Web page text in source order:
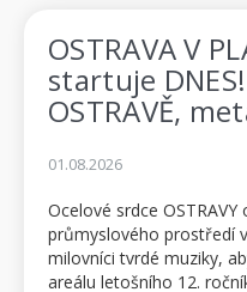
OSTRAVA V
startuje
OSTRAVĚ,
01.08.2026
Ocelové srdce
průmyslového prostředí
milovníci tvrdé muziky,
areálu letošního 12.